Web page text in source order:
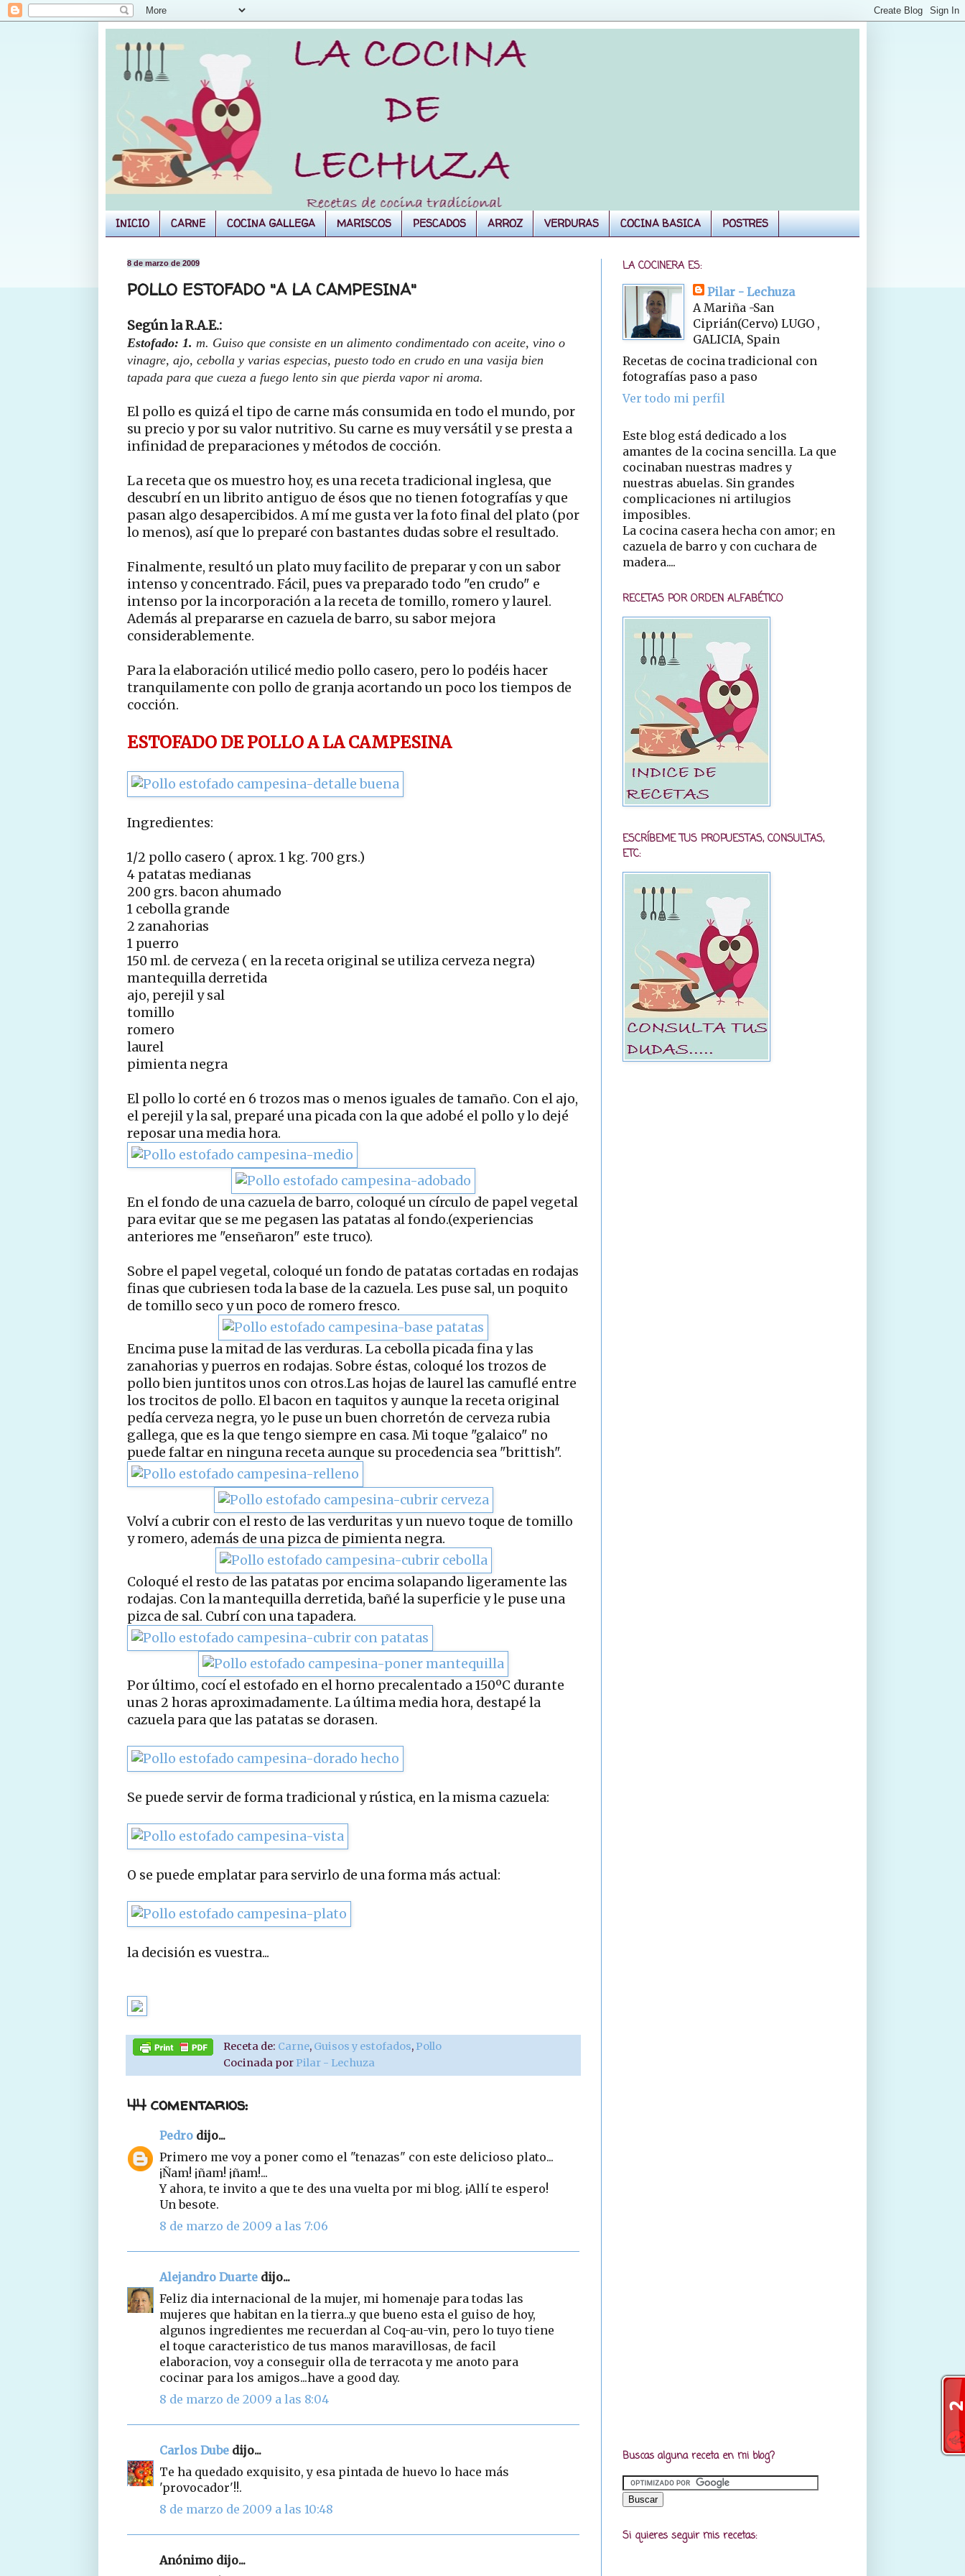
INICIO CARNE COCINA GALLEGA MARISCOS PESCADOS ARROZ VERDURAS COCINA BASICA POSTRES
8 de marzo de 2009
POLLO ESTOFADO "A LA CAMPESINA"
Según la R.A.E.:
Estofado: 1. m. Guiso que consiste en un alimento condimentado con aceite, vino o
vinagre, ajo, cebolla y varias especias, puesto todo en crudo en una vasija bien
tapada para que cueza a fuego lento sin que pierda vapor ni aroma.
El pollo es quizá el tipo de carne más consumida en todo el mundo, por
su precio y por su valor nutritivo. Su carne es muy versátil y se presta a
infinidad de preparaciones y métodos de cocción.
La receta que os muestro hoy, es una receta tradicional inglesa, que
descubrí en un librito antiguo de ésos que no tienen fotografías y que
pasan algo desapercibidos. A mí me gusta ver la foto final del plato (por
lo menos), así que lo preparé con bastantes dudas sobre el resultado.
Finalmente, resultó un plato muy facilito de preparar y con un sabor
intenso y concentrado. Fácil, pues va preparado todo "en crudo" e
intenso por la incorporación a la receta de tomillo, romero y laurel.
Además al prepararse en cazuela de barro, su sabor mejora
considerablemente.
Para la elaboración utilicé medio pollo casero, pero lo podéis hacer
tranquilamente con pollo de granja acortando un poco los tiempos de
cocción.
ESTOFADO DE POLLO A LA CAMPESINA
Ingredientes:
1/2 pollo casero ( aprox. 1 kg. 700 grs.)
4 patatas medianas
200 grs. bacon ahumado
1 cebolla grande
2 zanahorias
1 puerro
150 ml. de cerveza ( en la receta original se utiliza cerveza negra)
mantequilla derretida
ajo, perejil y sal
tomillo
romero
laurel
pimienta negra
El pollo lo corté en 6 trozos mas o menos iguales de tamaño. Con el ajo,
el perejil y la sal, preparé una picada con la que adobé el pollo y lo dejé
reposar una media hora.
En el fondo de una cazuela de barro, coloqué un círculo de papel vegetal
para evitar que se me pegasen las patatas al fondo.(experiencias
anteriores me "enseñaron" este truco).
Sobre el papel vegetal, coloqué un fondo de patatas cortadas en rodajas
finas que cubriesen toda la base de la cazuela. Les puse sal, un poquito
de tomillo seco y un poco de romero fresco.
Encima puse la mitad de las verduras. La cebolla picada fina y las
zanahorias y puerros en rodajas. Sobre éstas, coloqué los trozos de
pollo bien juntitos unos con otros.Las hojas de laurel las camuflé entre
los trocitos de pollo. El bacon en taquitos y aunque la receta original
pedía cerveza negra, yo le puse un buen chorretón de cerveza rubia
gallega, que es la que tengo siempre en casa. Mi toque "galaico" no
puede faltar en ninguna receta aunque su procedencia sea "brittish".
Volví a cubrir con el resto de las verduritas y un nuevo toque de tomillo
y romero, además de una pizca de pimienta negra.
Coloqué el resto de las patatas por encima solapando ligeramente las
rodajas. Con la mantequilla derretida, bañé la superficie y le puse una
pizca de sal. Cubrí con una tapadera.
Por último, cocí el estofado en el horno precalentado a 150ºC durante
unas 2 horas aproximadamente. La última media hora, destapé la
cazuela para que las patatas se dorasen.
Se puede servir de forma tradicional y rústica, en la misma cazuela:
O se puede emplatar para servirlo de una forma más actual:
la decisión es vuestra...
Receta de: Carne, Guisos y estofados, Pollo
Cocinada por Pilar - Lechuza
44 comentarios:
Pedro dijo...
Primero me voy a poner como el "tenazas" con este delicioso plato...
¡Ñam! ¡ñam! ¡ñam!...
Y ahora, te invito a que te des una vuelta por mi blog. ¡Allí te espero!
Un besote.
8 de marzo de 2009 a las 7:06
Alejandro Duarte dijo...
Feliz dia internacional de la mujer, mi homenaje para todas las
mujeres que habitan en la tierra...y que bueno esta el guiso de hoy,
algunos ingredientes me recuerdan al Coq-au-vin, pero lo tuyo tiene
el toque caracteristico de tus manos maravillosas, de facil
elaboracion, voy a conseguir olla de terracota y me anoto para
cocinar para los amigos...have a good day.
8 de marzo de 2009 a las 8:04
Carlos Dube dijo...
Te ha quedado exquisito, y esa pintada de huevo lo hace más
'provocador'!!.
8 de marzo de 2009 a las 10:48
Anónimo dijo...
LA COCINERA ES:
Pilar - Lechuza
A Mariña -San
Ciprián(Cervo) LUGO ,
GALICIA, Spain
Recetas de cocina tradicional con
fotografías paso a paso
Ver todo mi perfil
Este blog está dedicado a los
amantes de la cocina sencilla. La que
cocinaban nuestras madres y
nuestras abuelas. Sin grandes
complicaciones ni artilugios
imposibles.
La cocina casera hecha con amor; en
cazuela de barro y con cuchara de
madera....
RECETAS POR ORDEN ALFABÉTICO
ESCRÍBEME TUS PROPUESTAS, CONSULTAS,
ETC:
Buscas alguna receta en mi blog?
Si quieres seguir mis recetas: